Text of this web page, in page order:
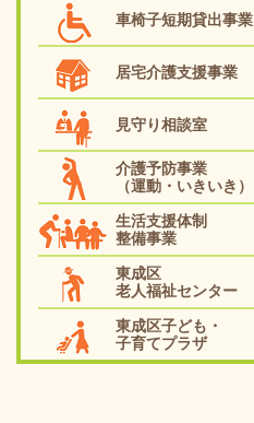
車椅子短期貸出事業
居宅介護支援事業
見守り相談室
介護予防事業
（運動・いきいき）
生活支援体制
整備事業
東成区
老人福祉センター
東成区子ども・
子育てプラザ